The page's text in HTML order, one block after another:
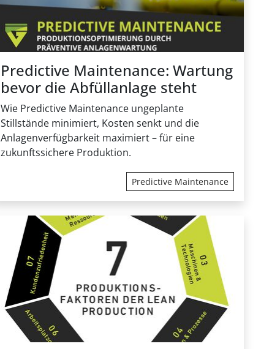
Predictive Maintenance: Wartung
bevor die Abfüllanlage steht
Wie Predictive Maintenance ungeplante
Stillstände minimiert, Kosten senkt und die
Anlagenverfügbarkeit maximiert – für eine
zukunftssichere Produktion.
Predictive Maintenance